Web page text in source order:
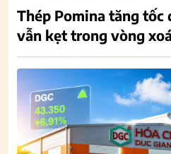
Thép Pomina tăng tốc
vẫn kẹt trong vòng